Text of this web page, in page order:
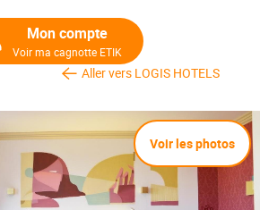
Mon compte
Voir ma cagnotte ETIK
Aller vers LOGIS HOTELS
Voir les photos